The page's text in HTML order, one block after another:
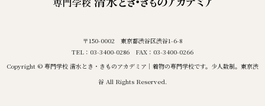
〒150-0002 東京都渋谷区渋谷1-6-8
TEL：03-3400-0286 FAX：03-3400-0266
Copyright © 専門学校 清水とき・きものアカデミア｜着物の専門学校です。少人数制。東京渋
谷 All Rights Reserved.